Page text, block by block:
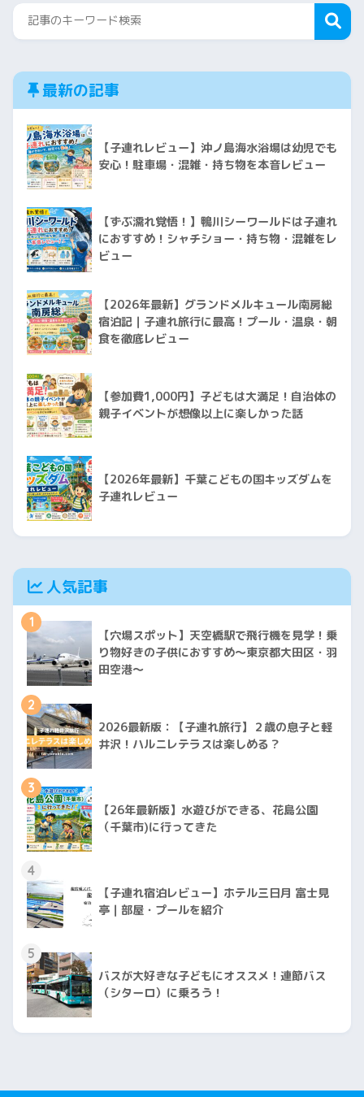
最新の記事
【子連れレビュー】沖ノ島海水浴場は幼児でも
安心！駐車場・混雑・持ち物を本音レビュー
【ずぶ濡れ覚悟！】鴨川シーワールドは子連れ
におすすめ！シャチショー・持ち物・混雑をレ
ビュー
【2026年最新】グランドメルキュール南房総
宿泊記｜子連れ旅行に最高！プール・温泉・朝
食を徹底レビュー
【参加費1,000円】子どもは大満足！自治体の
親子イベントが想像以上に楽しかった話
【2026年最新】千葉こどもの国キッズダムを
子連れレビュー
人気記事
1
【穴場スポット】天空橋駅で飛行機を見学！乗
り物好きの子供におすすめ〜東京都大田区・羽
田空港〜
2
2026最新版：【子連れ旅行】２歳の息子と軽
井沢！ハルニレテラスは楽しめる？
3
【26年最新版】水遊びができる、花島公園
（千葉市)に行ってきた
4
【子連れ宿泊レビュー】ホテル三日月 富士見
亭｜部屋・プールを紹介
5
バスが大好きな子どもにオススメ！連節バス
（シターロ）に乗ろう！